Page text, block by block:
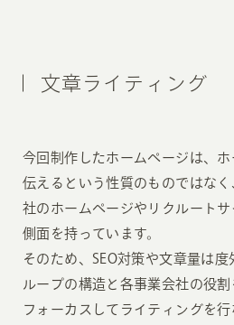
文章ライティング
今回制作したホームページは、
伝えるという性質のものではな
社のホームページやリクルート
側面を持っています。
そのため、SEO対策や文章量は
ループの構造と各事業会社の役
フォーカスしてライティングを行